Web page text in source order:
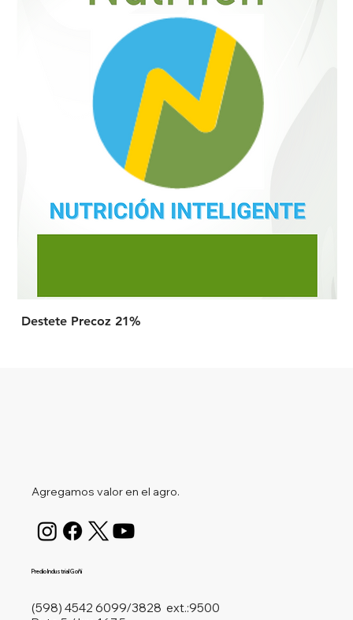
Destete Precoz 21%
Agregamos valor en el agro.
Predio Industrial Goñi
(598) 4542 6099/3828 ext.:9500